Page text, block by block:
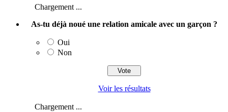
Chargement ...
As-tu déjà noué une relation amicale avec un garçon ?
Oui
Non
Voir les résultats
Chargement ...